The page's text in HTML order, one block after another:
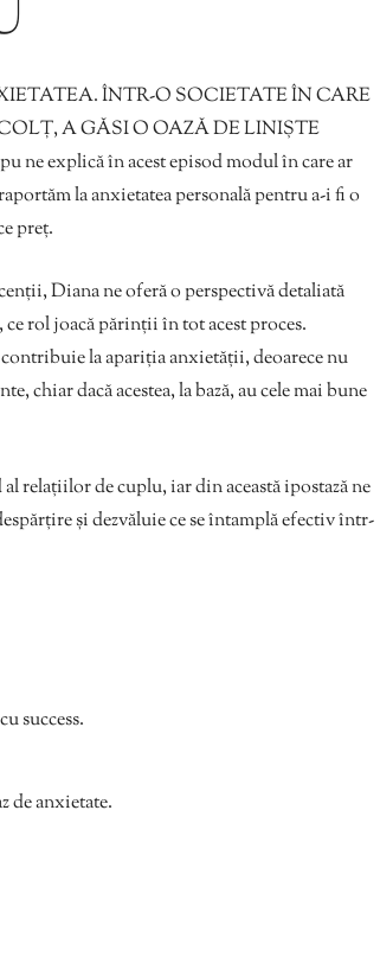
ÎNTR-O SOCIETATE ÎN CARE
A GĂSI O OAZĂ DE LINIȘTE
explică în acest episod modul în care ar
la anxietatea personală pentru a-i fi o
preț.
Diana ne oferă o perspectivă detaliată
rol joacă părinții în tot acest proces.
la apariția anxietății, deoarece nu
chiar dacă acestea, la bază, au cele mai bune
relațiilor de cuplu, iar din această ipostază ne
și dezvăluie ce se întamplă efectiv într-
success.
de anxietate.